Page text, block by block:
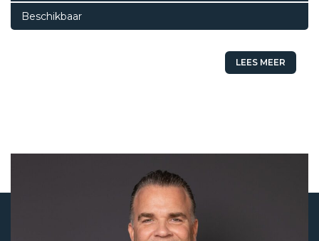
Beschikbaar
LEES MEER
Beschikbaar